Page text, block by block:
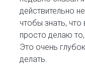
действительно
чтобы знать,
просто делаю
Это очень
делать.